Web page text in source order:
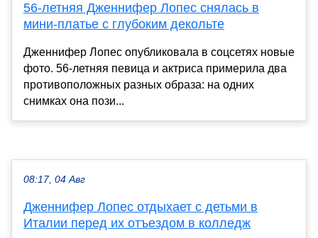
56-летняя Дженнифер Лопес снялась в
мини-платье с глубоким декольте
Дженнифер Лопес опубликовала в соцсетях новые
фото. 56-летняя певица и актриса примерила два
противоположных разных образа: на одних
снимках она пози...
08:17, 04 Авг
Дженнифер Лопес отдыхает с детьми в
Италии перед их отъездом в колледж